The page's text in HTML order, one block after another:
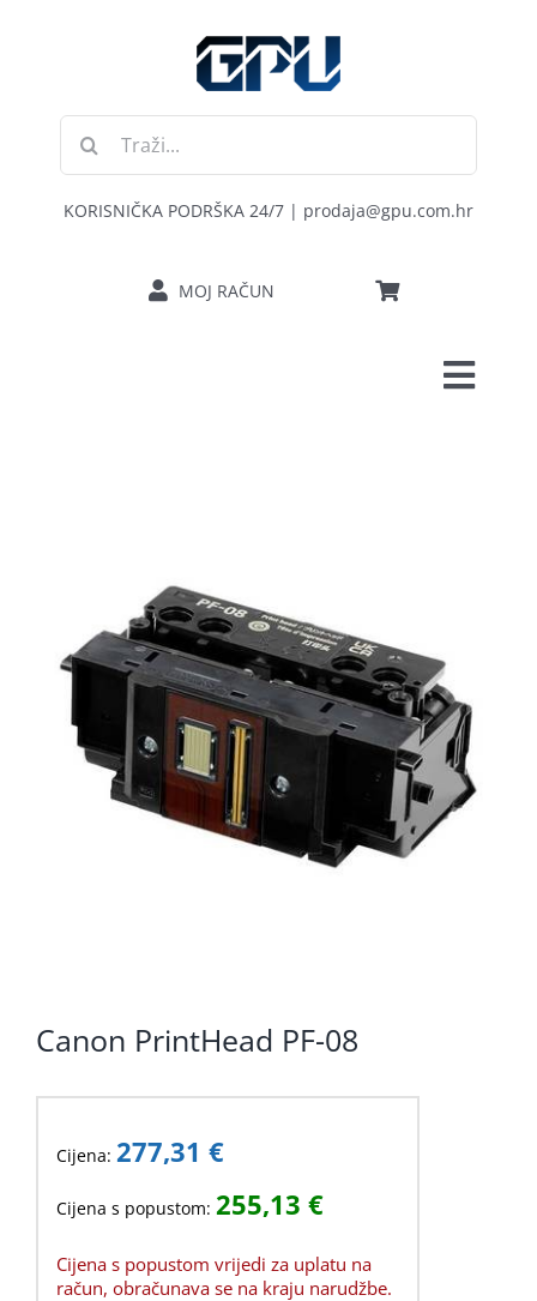
Traži...
KORISNIČKA PODRŠKA 24/7 | prodaja@gpu.com.hr
MOJ RAČUN
KABELI I KONEKTORI
MREŽNA OPREMA
PRINTERI
Canon PrintHead PF-08
Cijena: 277,31 €
Cijena s popustom: 255,13 €
Cijena s popustom vrijedi za uplatu na
račun, obračunava se na kraju narudžbe.